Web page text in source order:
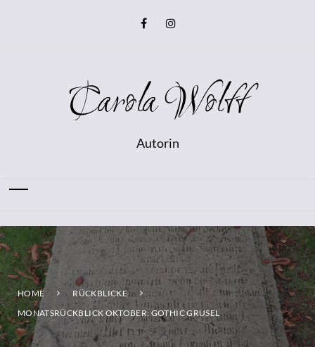
Carola Wolff
Autorin
HOME
RÜCKBLICKE
MONATSRÜCKBLICK OKTOBER: GOTHIC GRUSEL